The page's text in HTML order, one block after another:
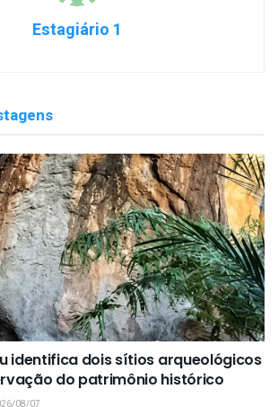
Estagiário 1
identifica dois sítios arqueológicos
do patrimônio histórico